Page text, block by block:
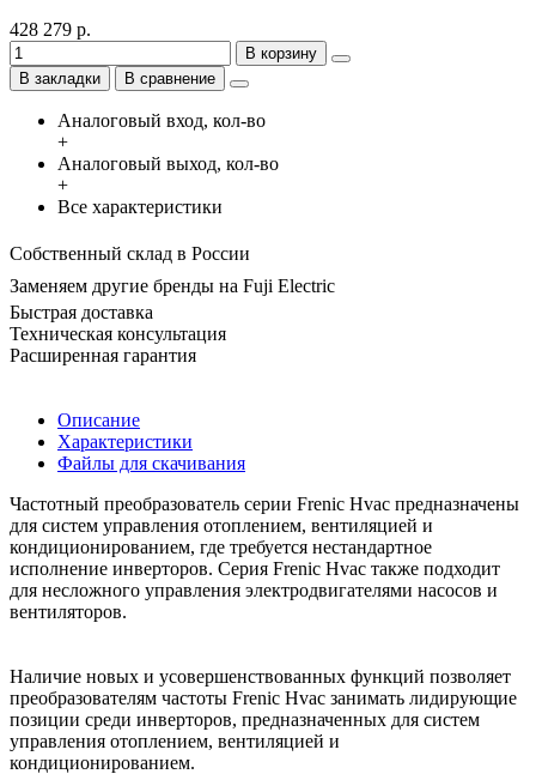
428 279 р.
В корзину
В закладки
В сравнение
Аналоговый вход, кол-во
+
Аналоговый выход, кол-во
+
Все характеристики
Собственный склад в России
Заменяем другие бренды на Fuji Electric
Быстрая доставка
Техническая консультация
Расширенная гарантия
Описание
Характеристики
Файлы для скачивания
Частотный преобразователь серии Frenic Hvac предназначены
для систем управления отоплением, вентиляцией и
кондиционированием, где требуется нестандартное
исполнение инверторов. Серия Frenic Hvac также подходит
для несложного управления электродвигателями насосов и
вентиляторов.
Наличие новых и усовершенствованных функций позволяет
преобразователям частоты Frenic Hvac занимать лидирующие
позиции среди инверторов, предназначенных для систем
управления отоплением, вентиляцией и
кондиционированием.